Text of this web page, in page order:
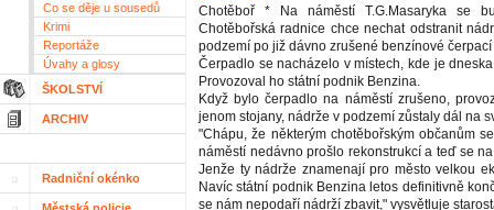
Co se děje u sousedů
Krimi
Reportáže
Úvahy a glosy
ŠKOLSTVÍ
ARCHIV
Radniční okénko
Chotěboř * Na náměstí T.G.Masaryka se
Chotěbořská radnice chce nechat odstranit
podzemí po již dávno zrušené benzínové
Čerpadlo se nacházelo v místech, kde je
Provozoval ho státní podnik Benzina.
Když bylo čerpadlo na náměstí zrušeno,
jenom stojany, nádrže v podzemí zůstaly dál na
"Chápu, že některým chotěbořským občanům
náměstí nedávno prošlo rekonstrukcí a teď se
Jenže ty nádrže znamenají pro město velkou
Navíc státní podnik Benzina letos definitivně
se nám nepodaří nádrží zbavit," vysvětluje